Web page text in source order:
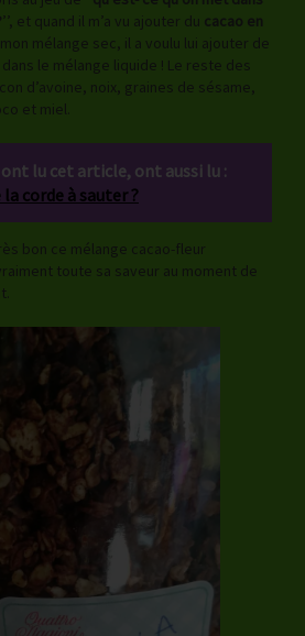
’’, et quand il m’a vu ajouter du cacao en
mélange sec, il a voulu lui ajouter de
dans le mélange liquide ! Le reste des
d’avoine, noix, graines de sésame,
et miel.
ont lu cet article, ont aussi lu :
corde à sauter ?
bon ce mélange cacao-fleur
toute sa saveur au moment de